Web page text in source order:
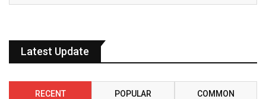
Latest Update
RECENT POPULAR COMMON